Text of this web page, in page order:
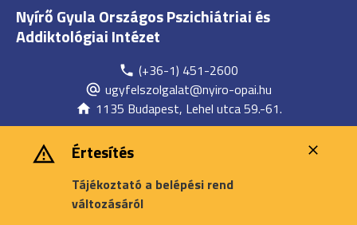
Nyírő Gyula Országos Pszichiátriai és
Addiktológiai Intézet
(+36-1) 451-2600
ugyfelszolgalat@nyiro-opai.hu
1135 Budapest, Lehel utca 59.-61.
Értesítés
Tájékoztató a belépési rend
változásáról